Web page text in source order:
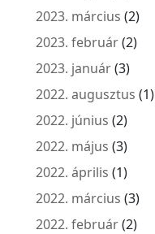
2023. március (2)
2023. február(2)
2023. január(3)
2022. augusztus (1)
2022. június (2)
2022. május (3)
2022. április (1)
2022. március (3)
2022. február(2)